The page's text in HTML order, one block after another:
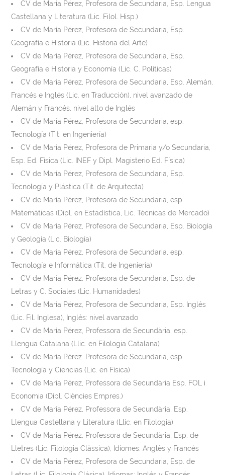
CV de María Pérez, Profesora de Secundaria, Esp. Lengua
Castellana y Literatura (Lic. Filol. Hisp.)
CV de María Pérez, Profesora de Secundaria, Esp.
Geografía e Historia (Lic. Historia del Arte)
CV de María Pérez, Profesora de Secundaria, Esp.
Geografía e Historia y Economía (Lic. C. Políticas)
CV de María Pérez, Profesora de Secundaria, Esp. Alemán,
Francés e Inglés (Lic. en Traducción), nivel avanzado de
Alemán y Francés, nivel alto de Inglés
CV de María Pérez, Profesora de Secundaria, esp.
Tecnología (Tit. en Ingeniería)
CV de María Pérez, Profesora de Primaria y/o Secundaria,
Esp. Ed. Física (Lic. INEF y Dipl. Magisterio Ed. Física)
CV de María Pérez, Profesora de Secundaria, Esp.
Tecnología y Plástica (Tit. de Arquitecta)
CV de María Pérez, Profesora de Secundaria, esp.
Matemáticas (Dipl. en Estadística, Lic. Técnicas de Mercado)
CV de María Pérez, Profesora de Secundaria, Esp. Biología
y Geología (Lic. Biología)
CV de María Pérez, Profesora de Secundaria, esp.
Tecnología e Informática (Tit. de Ingeniería)
CV de María Pérez, Profesora de Secundaria, Esp. de
Letras y C. Sociales (Lic. Humanidades)
CV de María Pérez, Profesora de Secundaria, Esp. Inglés
(Lic. Fil. Inglesa), Inglés: nivel avanzado
CV de María Pérez, Professora de Secundària, esp.
Llengua Catalana (Llic. en Filologia Catalana)
CV de María Pérez. Profesora de Secundaria, esp.
Tecnología y Ciencias (Lic. en Física)
CV de María Pérez, Professora de Secundària Esp. FOL i
Economia (Dipl. Ciències Empres.)
CV de María Pérez, Professora de Secundària, Esp.
Llengua Castellana y Literatura (Llic. en Filologia)
CV de María Pérez, Professora de Secundària, Esp. de
Lletres (Lic. Filologia Clàssica), Idiomes: Anglès y Francès
CV de María Pérez, Profesora de Secundaria, Esp. de